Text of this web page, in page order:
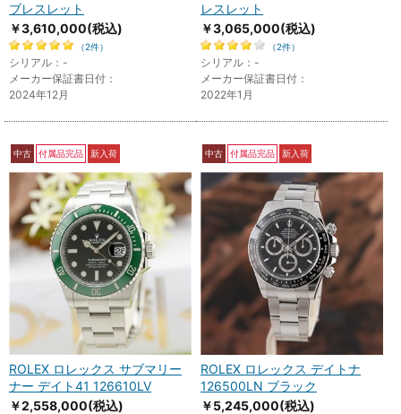
ブレスレット
￥3,610,000(税込)
（2件）
シリアル：-
メーカー保証書日付：
2024年12月
レスレット
￥3,065,000(税込)
（2件）
シリアル：-
メーカー保証書日付：
2022年1月
中古 付属品完品 新入荷
ROLEX ロレックス サブマリー
ナー デイト41 126610LV
￥2,558,000(税込)
中古 付属品完品 新入荷
ROLEX ロレックス デイトナ
126500LN ブラック
￥5,245,000(税込)